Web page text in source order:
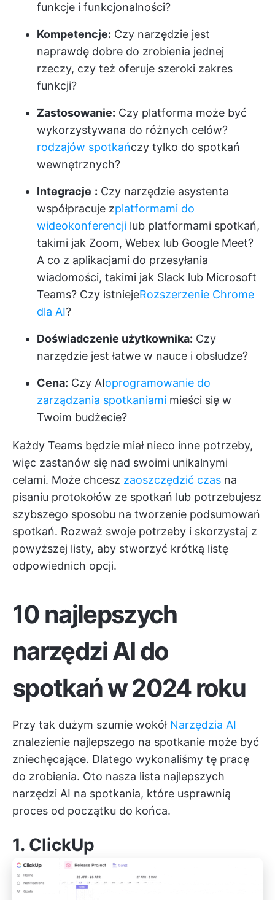
funkcje i funkcjonalności?
Kompetencje: Czy narzędzie jest
naprawdę dobre do zrobienia jednej
rzeczy, czy też oferuje szeroki zakres
funkcji?
Zastosowanie: Czy platforma może być
wykorzystywana do różnych celów?
rodzajów spotkańczy tylko do spotkań
wewnętrznych?
Integracje : Czy narzędzie asystenta
współpracuje zplatformami do
wideokonferencji lub platformami spotkań,
takimi jak Zoom, Webex lub Google Meet?
A co z aplikacjami do przesyłania
wiadomości, takimi jak Slack lub Microsoft
Teams? Czy istniejeRozszerzenie Chrome
dla AI?
Doświadczenie użytkownika: Czy
narzędzie jest łatwe w nauce i obsłudze?
Cena: Czy AIoprogramowanie do
zarządzania spotkaniami mieści się w
Twoim budżecie?
Każdy Teams będzie miał nieco inne potrzeby,
więc zastanów się nad swoimi unikalnymi
celami. Może chcesz zaoszczędzić czas na
pisaniu protokołów ze spotkań lub potrzebujesz
szybszego sposobu na tworzenie podsumowań
spotkań. Rozważ swoje potrzeby i skorzystaj z
powyższej listy, aby stworzyć krótką listę
odpowiednich opcji.
10 najlepszych
narzędzi AI do
spotkań w 2024 roku
Przy tak dużym szumie wokół Narzędzia AI
znalezienie najlepszego na spotkanie może być
zniechęcające. Dlatego wykonaliśmy tę pracę
do zrobienia. Oto nasza lista najlepszych
narzędzi AI na spotkania, które usprawnią
proces od początku do końca.
1. ClickUp